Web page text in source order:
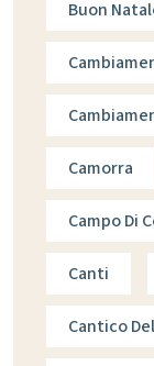
Buon
Camorra
Campo Di
Canti
Cantico